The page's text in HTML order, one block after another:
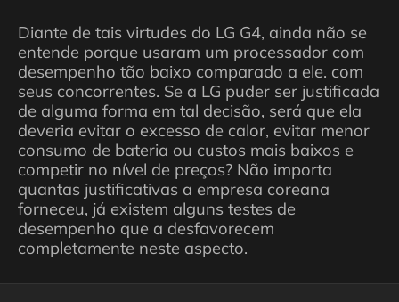
Diante de tais virtudes do LG G4, ainda não se
entende porque usaram um processador com
desempenho tão baixo comparado a ele. com
seus concorrentes. Se a LG puder ser justificada
de alguma forma em tal decisão, será que ela
deveria evitar o excesso de calor, evitar menor
consumo de bateria ou custos mais baixos e
competir no nível de preços? Não importa
quantas justificativas a empresa coreana
forneceu, já existem alguns testes de
desempenho que a desfavorecem
completamente neste aspecto.